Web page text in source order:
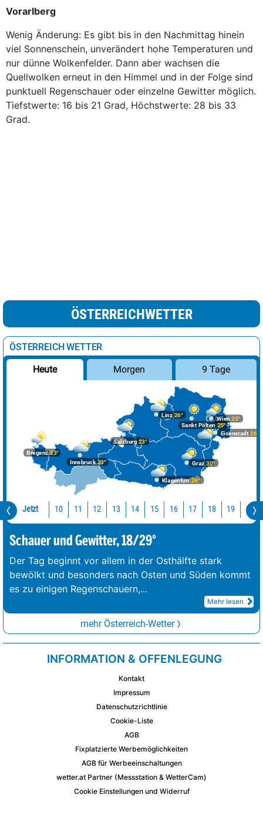
Vorarlberg
Wenig Änderung: Es gibt bis in den Nachmittag hinein
viel Sonnenschein, unverändert hohe Temperaturen und
nur dünne Wolkenfelder. Dann aber wachsen die
Quellwolken erneut in den Himmel und in der Folge sind
punktuell Regenschauer oder einzelne Gewitter möglich.
Tiefstwerte: 16 bis 21 Grad, Höchstwerte: 28 bis 33
Grad.
ÖSTERREICHWETTER
ÖSTERREICH WETTER
Heute Morgen 9 Tage
Bregenz23°
Graz30°
Innsbruck23°
Klagenfurt 24°
Linz26°
Salzburg23°
Wien 25°
Eisenstadt 26°
Sankt Pölten 25°
Jetzt 10 11 12 13 14 15 16 17 18 19 20
Schauer und Gewitter, 18/29°
Der Tag beginnt vor allem in der Osthälfte stark
bewölkt und besonders nach Osten und Süden kommt
es zu einigen Regenschauern,...
Mehr lesen
mehr Österreich-Wetter
INFORMATION & OFFENLEGUNG
Kontakt
Impressum
Datenschutzrichtlinie
Cookie-Liste
AGB
Fixplatzierte Werbemöglichkeiten
AGB für Werbeeinschaltungen
wetter.at Partner (Messstation & WetterCam)
Cookie Einstellungen und Widerruf